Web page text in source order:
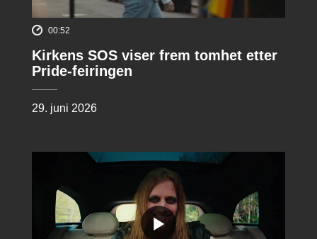
00:52
Kirkens SOS viser frem tomhet etter
Pride-feiringen
29. juni 2026